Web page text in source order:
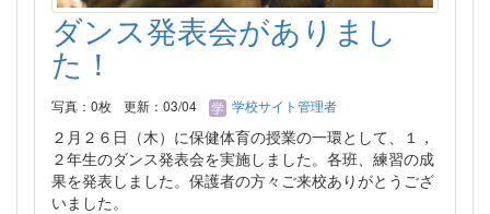
ダンス発表会がありまし
た！
写真：0枚 更新：03/04 学校サイト管理者
２月２６日（木）に保健体育の授業の一環として、１，
２年生のダンス発表会を実施しました。各班、練習の成
果を発表しました。保護者の方々ご来校ありがとうござ
いました。